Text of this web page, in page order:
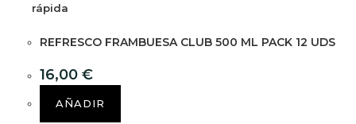
rápida
REFRESCO FRAMBUESA CLUB 500 ML PACK 12 UDS
16,00 €
AÑADIR